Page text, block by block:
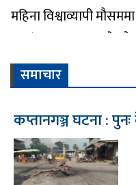
महिना विश्वाव्यापी
संगठन (डब्लुएमओ) ले
२०२६ को बीचमा
यसले विश्वका धेरै
समाचार
कप्तानगञ्ज घटना :